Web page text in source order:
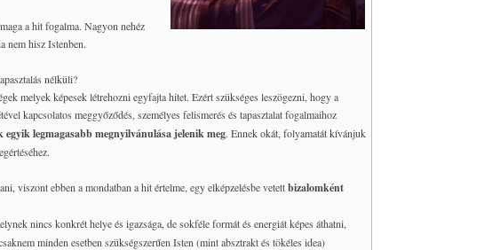
a hit fogalma. Nagyon nehéz
nem hisz Istenben.
nélküli?
melyek képesek létrehozni egyfajta hitet. Ezért szükséges leszögezni, hogy a
kapcsolatos meggyőződés, személyes felismerés és tapasztalat fogalmaihoz
egyik legmagasabb megnyilvánulása jelenik meg. Ennek okát, folyamatát kívánjuk
viszont ebben a mondatban a hit értelme, egy elképzelésbe vetettbizalomként
nincs konkrét helye és igazsága, de sokféle formát és energiát képes áthatni,
minden esetben szükségszerűen Isten (mint absztrakt és tökéles idea)